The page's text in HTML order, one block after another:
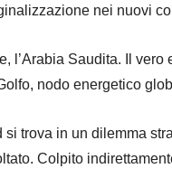
nei nuovi
l’Arabia Saudita. Il
nodo energetico
si trova in un dilemma
Colpito